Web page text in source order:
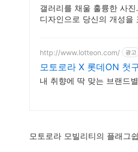
갤러리를 채울 훌륭한 사
디자인으로 당신의 개성을
http://www.lotteon.com/ 광고
모토로라 X 롯데ON 첫
내 취향에 딱 맞는 브랜드
모토로라 모빌리티의 플래그